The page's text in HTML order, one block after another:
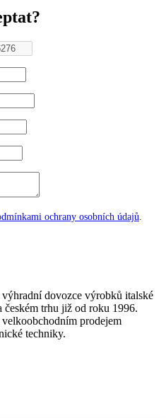
ochrany osobních údajů
dovozce výrobků italské
trhu již od roku 1996.
velkoobchodním prodejem
techniky.